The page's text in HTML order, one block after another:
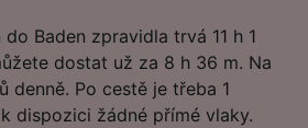
Baden zpravidla trvá 11 h 1
dostat už za 8 h 36 m. Na
Po cestě je třeba 1
dispozici žádné přímé vlaky.